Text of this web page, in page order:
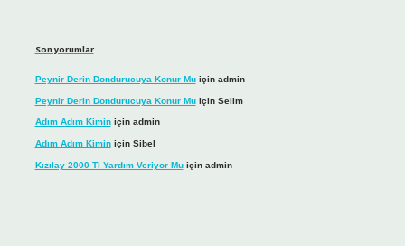
Son yorumlar
Peynir Derin Dondurucuya Konur Muiçin admin
Peynir Derin Dondurucuya Konur Muiçin Selim
Adım Adım Kiminiçin admin
Adım Adım Kiminiçin Sibel
Kızılay 2000 Tl Yardım Veriyor Muiçin admin